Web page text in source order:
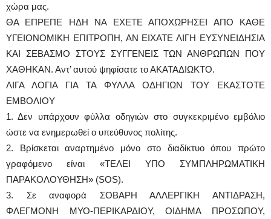
χώρα μας.
ΘΑ ΕΠΡΕΠΕ ΗΔΗ ΝΑ ΕΧΕΤΕ ΑΠΟΧΩΡΗΣΕΙ ΑΠΟ ΚΑΘΕ
ΥΓΕΙΟΝΟΜΙΚΗ ΕΠΙΤΡΟΠΗ, ΑΝ ΕΙΧΑΤΕ ΛΙΓΗ ΕΥΣΥΝΕΙΔΗΣΙΑ
ΚΑΙ ΣΕΒΑΣΜΟ ΣΤΟΥΣ ΣΥΓΓΕΝΕΙΣ ΤΩΝ ΑΝΘΡΩΠΩΝ ΠΟΥ
ΧΑΘΗΚΑΝ. Αντ’ αυτού ψηφίσατε το ΑΚΑΤΑΔΙΩΚΤΟ.
ΛΙΓΑ ΛΟΓΙΑ ΓΙΑ ΤΑ ΦΥΛΛΑ ΟΔΗΓΙΩΝ ΤΟΥ ΕΚΑΣΤΟΤΕ
ΕΜΒΟΛΙΟΥ
1. Δεν υπάρχουν φύλλα οδηγιών στο συγκεκριμένο εμβόλιο
ώστε να ενημερωθεί ο υπεύθυνος πολίτης.
2. Βρίσκεται αναρτημένο μόνο στο διαδίκτυο όπου πρώτο
γραφόμενο είναι «ΤΕΛΕΙ ΥΠΟ ΣΥΜΠΛΗΡΩΜΑΤΙΚΗ
ΠΑΡΑΚΟΛΟΥΘΗΣΗ» (SOS).
3. Σε αναφορά ΣΟΒΑΡΗ ΑΛΛΕΡΓΙΚΗ ΑΝΤΙΔΡΑΣΗ,
ΦΛΕΓΜΟΝΗ ΜΥΟ-ΠΕΡΙΚΑΡΔΙΟΥ, ΟΙΔΗΜΑ ΠΡΟΣΩΠΟΥ,